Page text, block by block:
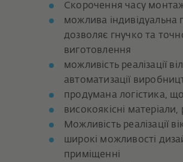
Скорочення часу
можлива
дозволяє гнучко та
виготовлення
можливість реалізації
автоматизації
продумана логістика,
високоякісні
Можливість реалізації
широкі можливості
приміщенні